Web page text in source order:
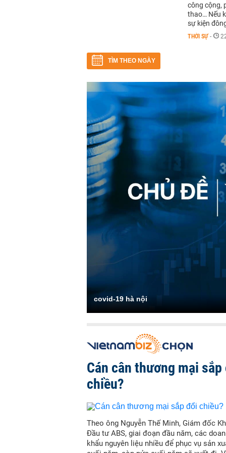
công cộng,
thao… Nếu
sự kiện
THỜI SỰ -
TÌM THEO NGÀY
covid-19 hà nội
Cán cân thương mại
chiều?
Theo ông Nguyễn Thế Minh, Giám đốc
Đầu tư ABS, giai đoạn đầu năm, các
khẩu nguyên liệu nhiều để phục vụ sản